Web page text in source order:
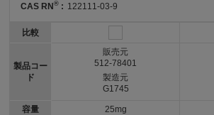
CAS RN® : 122111-03-9
比較
製品コー
ド
容量
販売元
512-78401
製造元
G1745
25mg